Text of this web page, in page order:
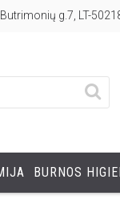
Butrimonių g.7, LT-
BURNOS